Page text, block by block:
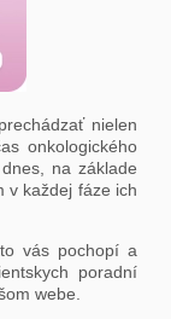
nielen
onkologického
na základe
v každej fáze ich
vás pochopí a
poradní
webe.